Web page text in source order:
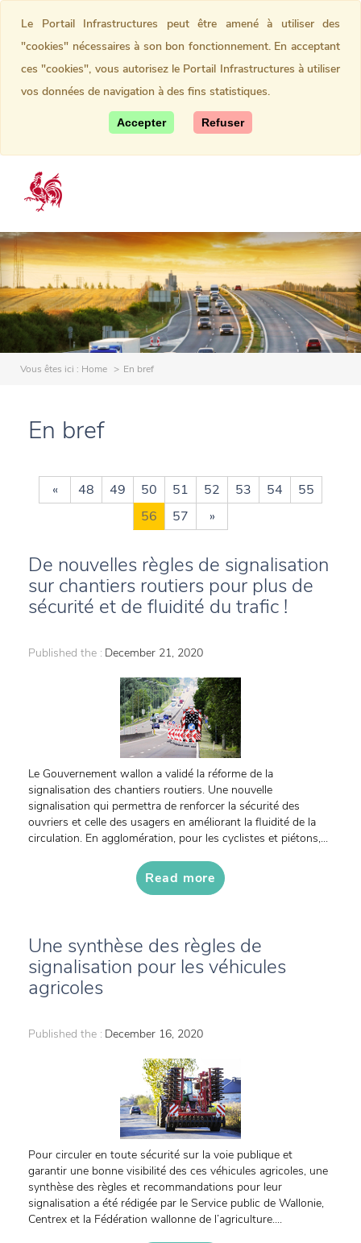
Vous êtes ici : Home En bref
En bref
« 48 49 50 51 52 53 54
55
56
57 »
De nouvelles règles de signalisation
sur chantiers routiers pour plus de
sécurité et de fluidité du trafic !
Published the : December 21, 2020
Le Gouvernement wallon a validé la réforme de la
signalisation des chantiers routiers. Une nouvelle
signalisation qui permettra de renforcer la sécurité des
ouvriers et celle des usagers en améliorant la fluidité de la
circulation. En agglomération, pour les cyclistes et piétons,...
Read more
Une synthèse des règles de
signalisation pour les véhicules
agricoles
Published the : December 16, 2020
Pour circuler en toute sécurité sur la voie publique et
garantir une bonne visibilité des ces véhicules agricoles, une
synthèse des règles et recommandations pour leur
signalisation a été rédigée par le Service public de Wallonie,
Centrex et la Fédération wallonne de l’agriculture....
Le Portail Infrastructures peut être amené à utiliser des
"cookies" nécessaires à son bon fonctionnement. En acceptant
ces "cookies", vous autorisez le Portail Infrastructures à utiliser
vos données de navigation à des fins statistiques.
Accepter Refuser